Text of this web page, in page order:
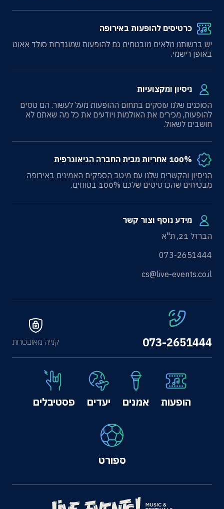
כרטיסים להופעות באירופה
יש ברשותנו מלאים מובטחים גם להופעות שמוגדרות סולד אאוט
באופן רישמי.
ניסיון ומקצועיות
הסוכנים שלנו עוסקים בתחום ההופעות מעל לעשור. הם טסים
להופעות, מכירים את האולמות ויודעים את כל מה שאתם לא
חושבים לשאול.
100% אחריות מבית החברה הגיאוגרפית
הניסיון והקשרים שלנו עם מיטב הספקים האמינים באירופה
מבטיחים שהכרטיסים שלכם 100% בטוחים.
מידע נוסף וצור קשר
הברזל 21, ת"א
073-2651444
cs@live-events.co.il
073-2651444
הופעות אמנים יעדים פסטיבלים
ספורט
קנייה מאובטחת